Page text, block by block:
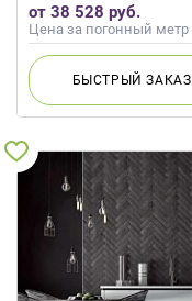
от 38 528 руб.
Цена за погонный метр
БЫСТРЫЙЗАКАЗ